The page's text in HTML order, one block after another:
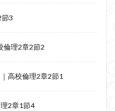
3
倫理2章2節2
高校倫理2章2節1
2章1節4